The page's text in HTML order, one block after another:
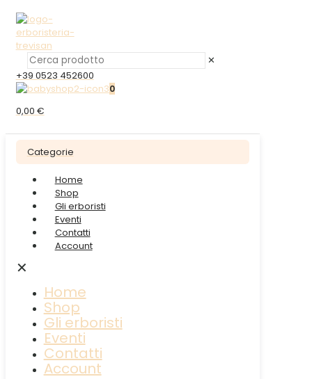
✕
+39 0523 452600
0
0,00 €
Categorie
Home
Shop
Gli erboristi
Eventi
Contatti
Account
✕
Home
Shop
Gli erboristi
Eventi
Contatti
Account